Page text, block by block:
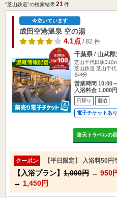
"芝山鉄道"の検索結果21 件
今空いています
成田空港温泉 空の湯
4.1点 / 82 件
千葉県 / 山武郡
芝山千代田駅
芝山鉄道 芝山千
歩3分 …
営業時間 10:00
入浴料金 1,000
日帰り 宿泊
電子チケットあり
楽天トラベルの
クーポン 【平日限定】 入浴料50円
【入浴プラン】 1,000円 → 950
→ 1,450円